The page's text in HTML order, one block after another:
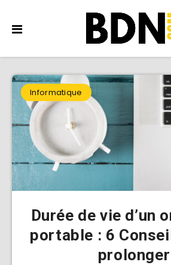
Informatique
Durée de vie d’un
portable : 6
prolonger